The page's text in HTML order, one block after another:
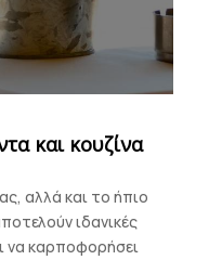
και κουζίνα
αλλά και το ήπιο
ιδανικές
να καρποφορήσει